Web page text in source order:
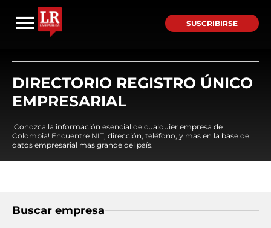
SUSCRIBIRSE
DIRECTORIO REGISTRO ÚNICO
EMPRESARIAL
¡Conozca la información esencial de cualquier empresa de
Colombia! Encuentre NIT, dirección, teléfono, y mas en la base de
datos empresarial mas grande del país.
Buscar empresa